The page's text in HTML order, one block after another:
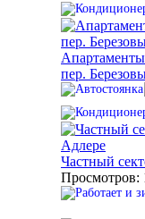
пер.
Частный
Просмотров: